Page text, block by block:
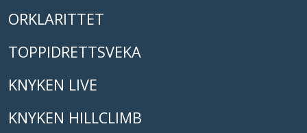
ORKLARITTET
TOPPIDRETTSVEKA
KNYKEN LIVE
KNYKEN HILLCLIMB